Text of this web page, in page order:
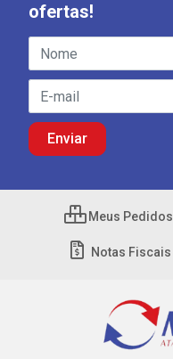
ofertas!
Meus Pedidos
Notas Fiscais